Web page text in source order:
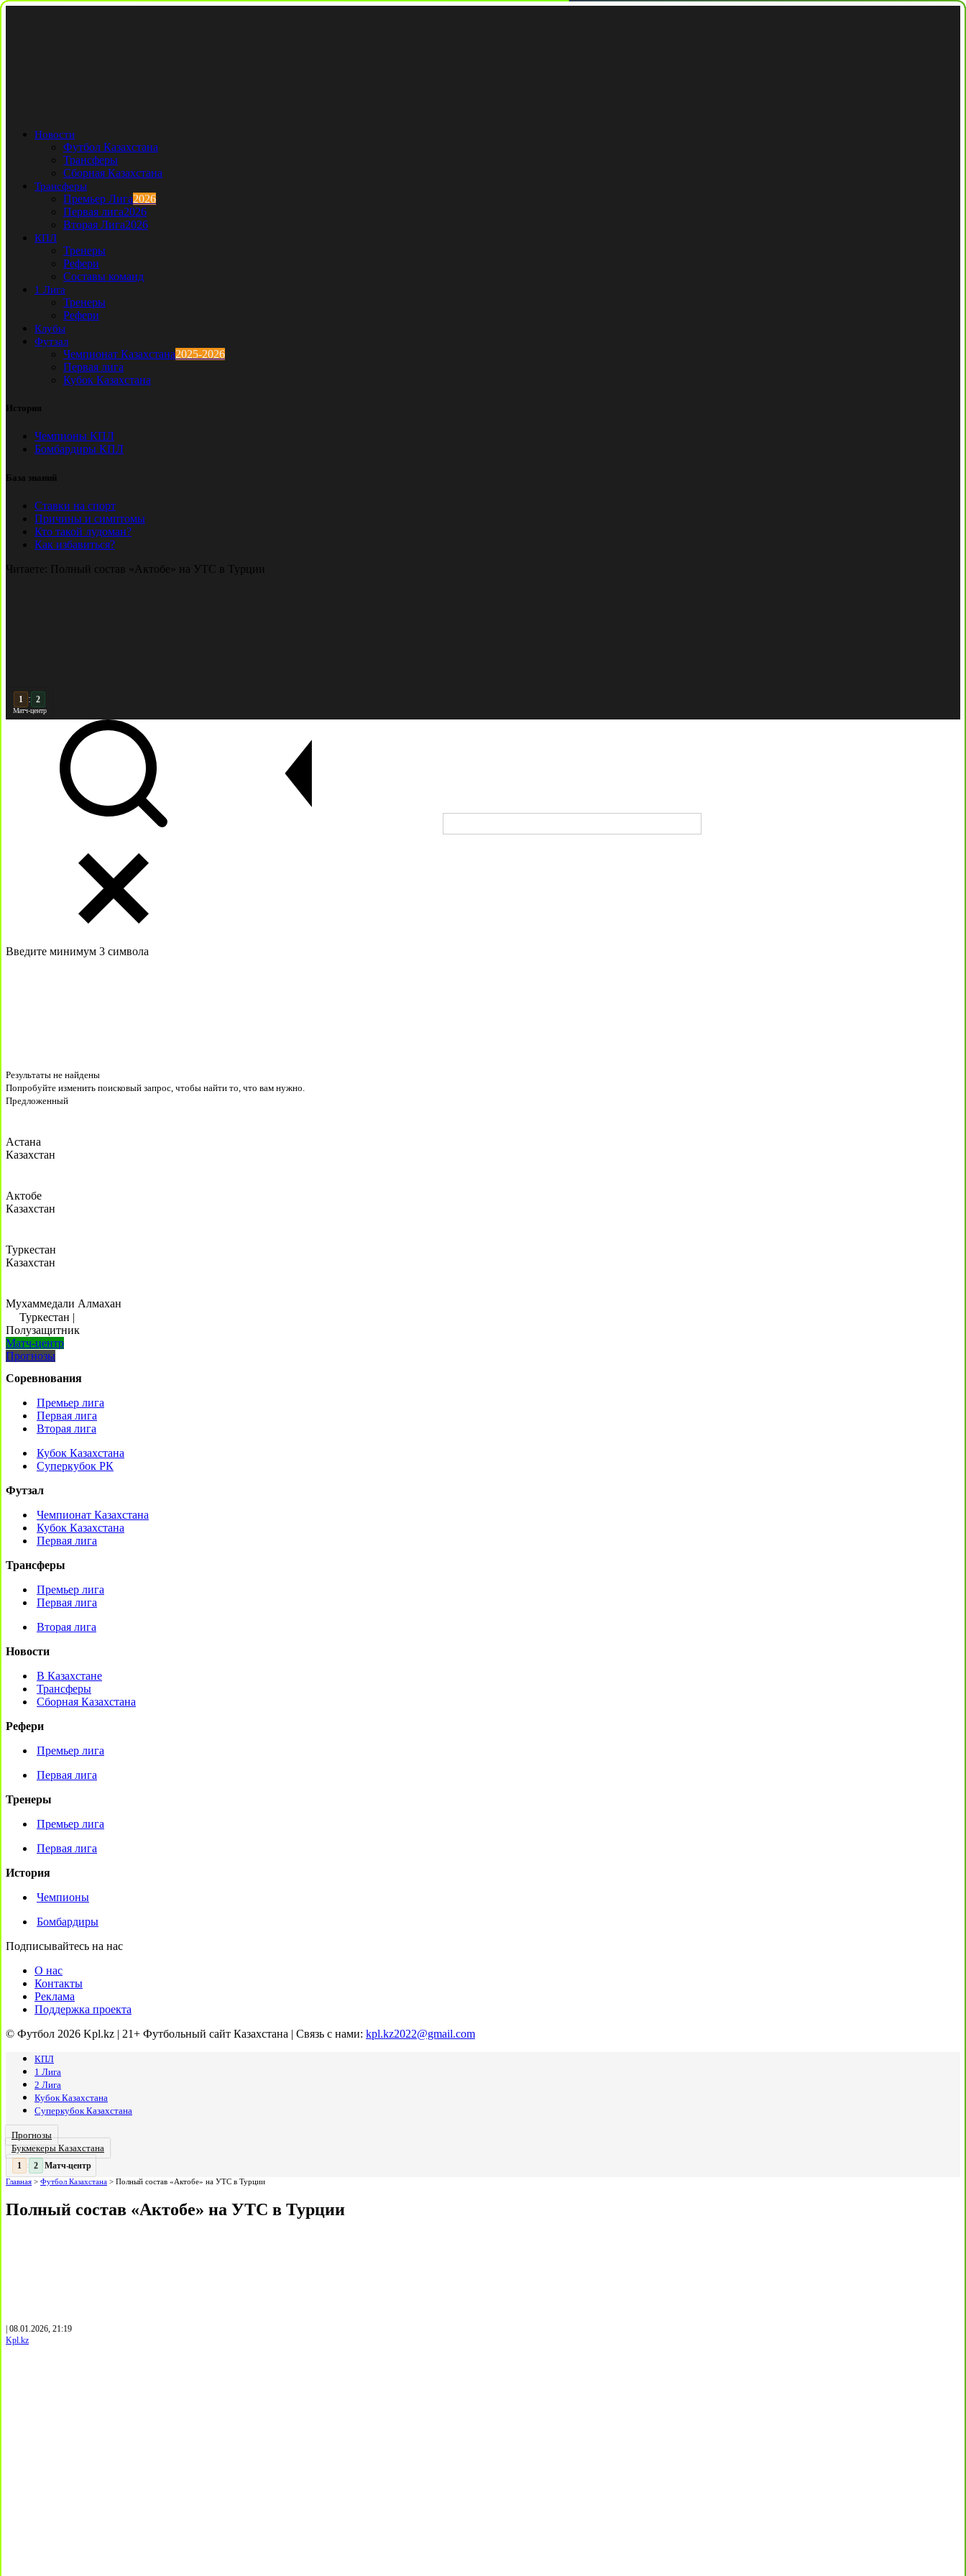
Новости
Футбол Казахстана
Трансферы
Сборная Казахстана
Трансферы
Премьер Лига2026
Первая лига2026
Вторая Лига2026
КПЛ
Тренеры
Рефери
Составы команд
1 Лига
Тренеры
Рефери
Клубы
Футзал
Чемпионат Казахстана2025-2026
Первая лига
Кубок Казахстана
История
Чемпионы КПЛ
Бомбардиры КПЛ
База знаний
Ставки на спорт
Причины и симптомы
Кто такой лудоман?
Как избавиться?
Читаете: Полный состав «Актобе» на УТС в Турции
2 : 2
Матч-центр
Введите минимум 3 символа
Результаты не найдены
Попробуйте изменить поисковый запрос, чтобы найти то, что вам нужно.
Предложенный
Астана
Казахстан
Актобе
Казахстан
Туркестан
Казахстан
Мухаммедали Алмахан
Туркестан |
Полузащитник
Матч-центр
Прогнозы
Соревнования
Премьер лига
Первая лига
Вторая лига
Кубок Казахстана
Суперкубок РК
Футзал
Чемпионат Казахстана
Кубок Казахстана
Первая лига
Трансферы
Премьер лига
Первая лига
Вторая лига
Новости
В Казахстане
Трансферы
Сборная Казахстана
Рефери
Премьер лига
Первая лига
Тренеры
Премьер лига
Первая лига
История
Чемпионы
Бомбардиры
Подписывайтесь на нас
О нас
Контакты
Реклама
Поддержка проекта
© Футбол 2026 Kpl.kz | 21+ Футбольный сайт Казахстана | Связь с нами: kpl.kz2022@gmail.com
КПЛ
1 Лига
2 Лига
Кубок Казахстана
Суперкубок Казахстана
Прогнозы
Букмекеры Казахстана
2 : 2 Матч-центр
Главная > Футбол Казахстана > Полный состав «Актобе» на УТС в Турции
Полный состав «Актобе» на УТС в Турции
| 08.01.2026, 21:19
Kpl.kz